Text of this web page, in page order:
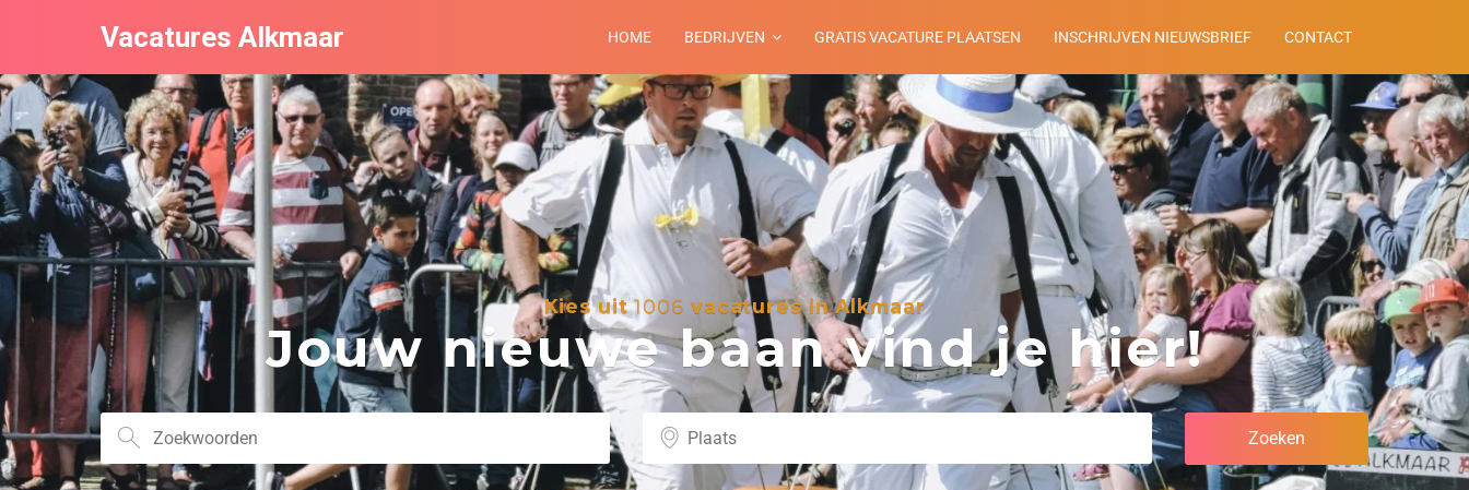
Vacatures Alkmaar HOME BEDRIJVEN GRATIS VACATURE PLAATSEN INSCHRIJVEN NIEUWSBRIEF CONTACT
Kies uit1006 vacatures in Alkmaar
Jouw nieuwe baan vind je hier!